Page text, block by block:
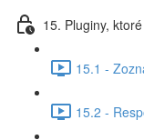
15. Pluginy,
15.1 -
15.2 -